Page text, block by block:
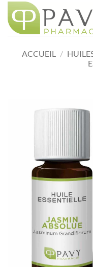
au
contenu
ACCUEIL /